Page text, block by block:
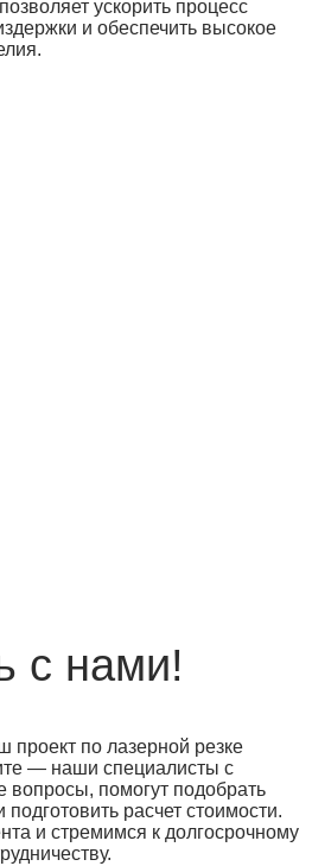
ускорить процесс
и обеспечить высокое
с нами!
проект по лазерной резке
— наши специалисты с
вопросы, помогут подобрать
расчет стоимости.
и стремимся к долгосрочному